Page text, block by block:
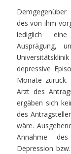
des von ihm
lediglich eine
Ausprägung,
depressive
Monate
Arzt des
ergäben sich
des
wäre.
Annahme
Depression